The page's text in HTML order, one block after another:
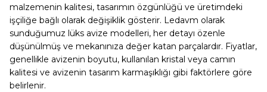
malzemenin kalitesi, tasarımın özgünlüğü ve üretimdeki
işçiliğe bağlı olarak değişiklik gösterir. Ledavm olarak
sunduğumuz lüks avize modelleri, her detayı özenle
düşünülmüş ve mekanınıza değer katan parçalardır. Fiyatlar,
genellikle avizenin boyutu, kullanılan kristal veya camın
kalitesi ve avizenin tasarım karmaşıklığı gibi faktörlere göre
belirlenir.